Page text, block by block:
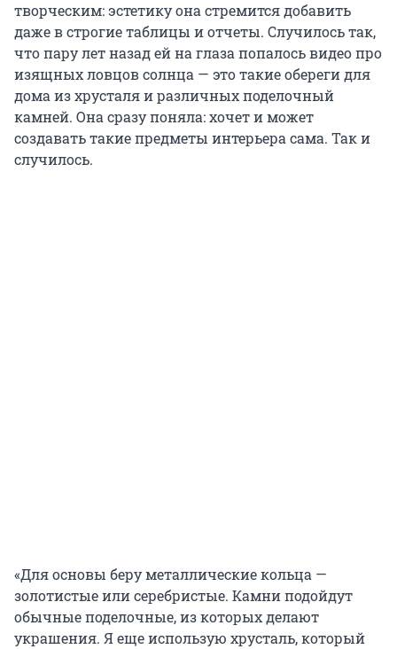
творческим: эстетику она стремится добавить
даже в строгие таблицы и отчеты. Случилось так,
что пару лет назад ей на глаза попалось видео про
изящных ловцов солнца — это такие обереги для
дома из хрусталя и различных поделочный
камней. Она сразу поняла: хочет и может
создавать такие предметы интерьера сама. Так и
случилось.
«Для основы беру металлические кольца —
золотистые или серебристые. Камни подойдут
обычные поделочные, из которых делают
украшения. Я еще использую хрусталь, который